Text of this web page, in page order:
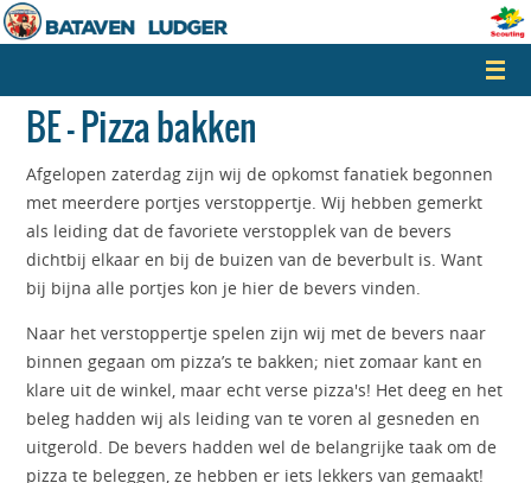
Naar
de
springen
BE – Pizza bakken
Afgelopen zaterdag zijn wij de opkomst fanatiek begonnen
met meerdere portjes verstoppertje. Wij hebben gemerkt
als leiding dat de favoriete verstopplek van de bevers
dichtbij elkaar en bij de buizen van de beverbult is. Want
bij bijna alle portjes kon je hier de bevers vinden.
Naar het verstoppertje spelen zijn wij met de bevers naar
binnen gegaan om pizza’s te bakken; niet zomaar kant en
klare uit de winkel, maar echt verse pizza's! Het deeg en het
beleg hadden wij als leiding van te voren al gesneden en
uitgerold. De bevers hadden wel de belangrijke taak om de
pizza te beleggen, ze hebben er iets lekkers van gemaakt!